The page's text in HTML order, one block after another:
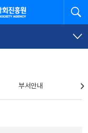
부서안내